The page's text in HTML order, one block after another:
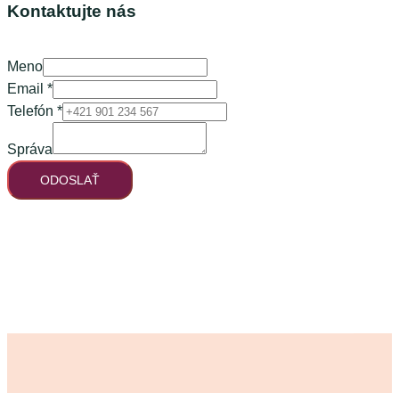
Kontaktujte nás
Meno
Meno
Telefón
Email *
Telefón *
Správa
ODOSLAŤ